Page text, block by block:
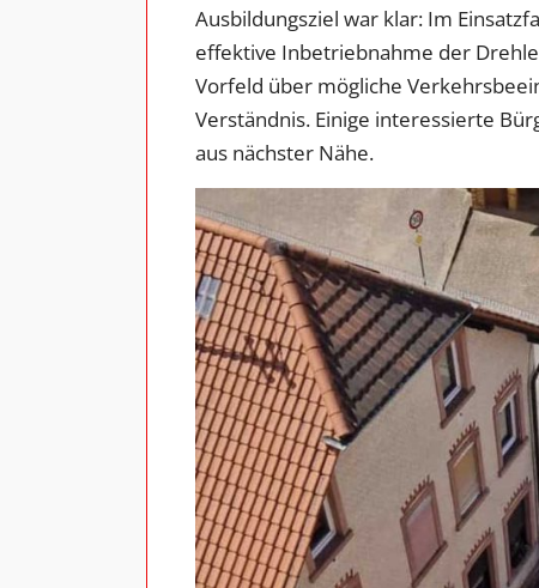
Ausbildungsziel war klar: Im
effektive Inbetriebnahme der
Vorfeld über mögliche
Verständnis. Einige interessierte
aus nächster Nähe.